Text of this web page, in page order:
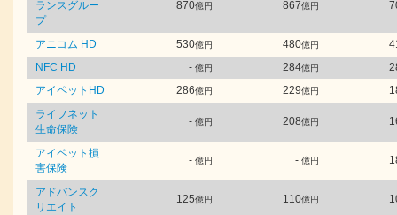
ランスグルー
プ
870億円 867億円
アニコム HD 530億円 480億円
NFC HD
- 億円 284億円
アイペットHD
286億円 229億円
ライフネット
生命保険
- 億円 208億円
アイペット損
害保険
- 億円 - 億円
アドバンスク
リエイト
125億円 110億円